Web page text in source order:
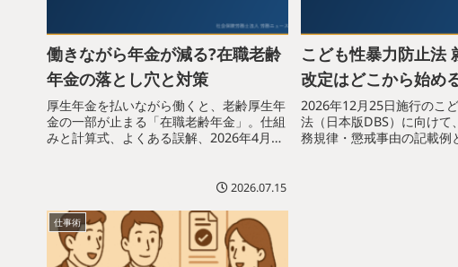
働きながら年金が減る?在職老齢
年金の落とし穴と対策
厚生年金を払いながら働くと、老齢厚生年
金の一部が止まる「在職老齢年金」。仕組
みと計算式、よくある誤解、2026年4月か
2026.07.15
こども性暴力防止法
改定はどこから始め
2026年12月25日施行のこ
法（日本版DBS）に向けて
務規律・懲戒事由の記載例
仕事術